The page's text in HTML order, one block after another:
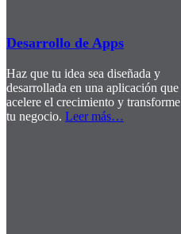
Desarrollo de Apps
Haz que tu idea sea diseñada y
desarrollada en una aplicación que
acelere el crecimiento y transforme
tu negocio. Leer más…